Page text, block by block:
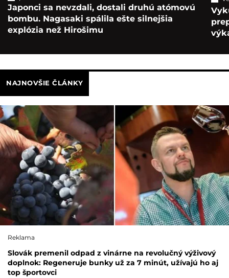
Japonci sa nevzdali, dostali druhú atómovú
bombu. Nagasaki spálila ešte silnejšia
explózia než Hirošimu
NAJNOVŠIE ČLÁNKY
Reklama
Slovák premenil odpad z vinárne na revolučný výživový
doplnok: Regeneruje bunky už za 7 minút, užívajú ho aj
top športovci